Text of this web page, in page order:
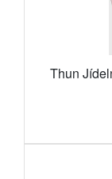
Thun